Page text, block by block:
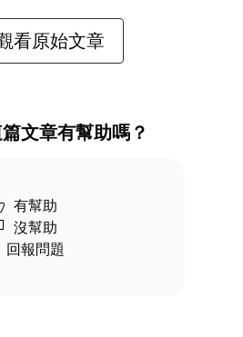
看原始文章
文章有幫助嗎？
有幫助
沒幫助
回報問題